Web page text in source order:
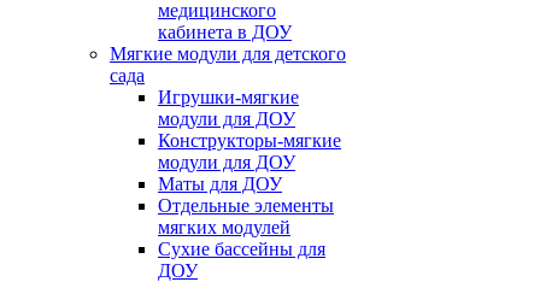
медицинского
кабинета в ДОУ
Мягкие модули для детского
сада
Игрушки-мягкие
модули для ДОУ
Конструкторы-мягкие
модули для ДОУ
Маты для ДОУ
Отдельные элементы
мягких модулей
Сухие бассейны для
ДОУ